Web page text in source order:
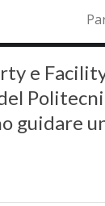
e
guidare